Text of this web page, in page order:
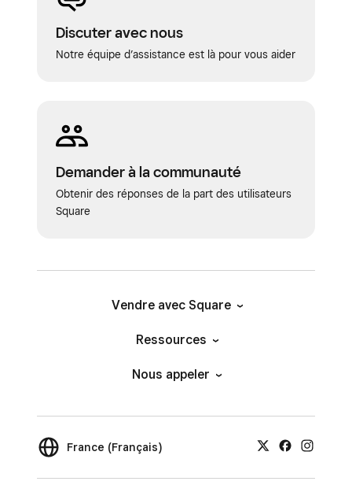
Discuter avec nous
Notre équipe d’assistance est là pour vous aider
Demander à la communauté
Obtenir des réponses de la part des utilisateurs
Square
Vendre avec Square
Ressources
Nous appeler
France (Français)